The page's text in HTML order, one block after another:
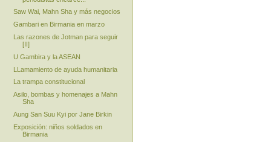
Saw Wai, Mahn Sha y más negocios
Gambari en Birmania en marzo
Las razones de Jotman para seguir
[II]
U Gambira y la ASEAN
LLamamiento de ayuda humanitaria
La trampa constitucional
Asilo, bombas y homenajes a Mahn
Sha
Aung San Suu Kyi por Jane Birkin
Exposición: niños soldados en
Birmania